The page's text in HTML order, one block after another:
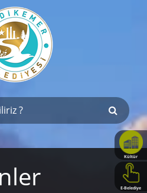
Kültür
Haritası
E-Belediye